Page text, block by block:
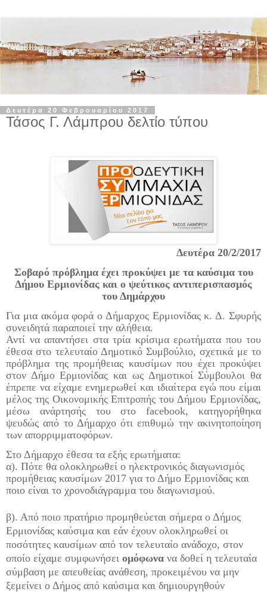
Δευτέρα 20 Φεβρουαρίου 2017
Τάσος Γ. Λάμπρου δελτίο τύπου
Δευτέρα 20/2/2017
Σοβαρό πρόβλημα έχει προκύψει με τα καύσιμα του
Δήμου Ερμιονίδας και ο ψεύτικος αντιπερισπασμός
του Δημάρχου
Για μια ακόμα φορά ο Δήμαρχος Ερμιονίδας κ. Δ. Σφυρής
συνειδητά παραποιεί την αλήθεια.
Αντί να απαντήσει στα τρία κρίσιμα ερωτήματα που του
έθεσα στο τελευταίο Δημοτικό Συμβούλιο, σχετικά με το
πρόβλημα της προμήθειας καυσίμων που έχει προκύψει
στον Δήμο Ερμιονίδας και ως Δημοτικοί Σύμβουλοι θα
έπρεπε να είχαμε ενημερωθεί και ιδιαίτερα εγώ που είμαι
μέλος της Οικονομικής Επιτροπής του Δήμου Ερμιονίδας,
μέσω ανάρτησής του στοfacebook, κατηγορήθηκα
ψευδώς από το Δήμαρχο ότι επιθυμώ την ακινητοποίηση
των απορριμματοφόρων.
Στο Δήμαρχο έθεσα τα εξής ερωτήματα:
α). Πότε θα ολοκληρωθεί ο ηλεκτρονικός διαγωνισμός
προμήθειας καυσίμων 2017 για το Δήμο Ερμιονίδας και
ποιο είναι το χρονοδιάγραμμα του διαγωνισμού.
β). Από ποιο πρατήριο προμηθεύεται σήμερα ο Δήμος
Ερμιονίδας καύσιμα και εάν έχουν ολοκληρωθεί οι
ποσότητες καυσίμων από τον τελευταίο ανάδοχο, στον
οποίο είχαμε συμφωνήσει ομόφωνα να δοθεί η τελευταία
σύμβαση με απευθείας ανάθεση, προκειμένου να μην
ξεμείνει ο Δήμος από καύσιμα και δημιουργηθούν